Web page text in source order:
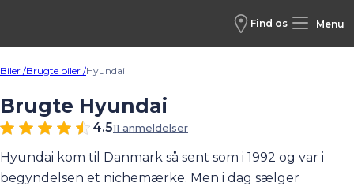
Find os Menu
Biler /Brugte biler /Hyundai
Brugte Hyundai
4.511 anmeldelser
Hyundai kom til Danmark så sent som i 1992 og var i
begyndelsen et nichemærke. Men i dag sælger